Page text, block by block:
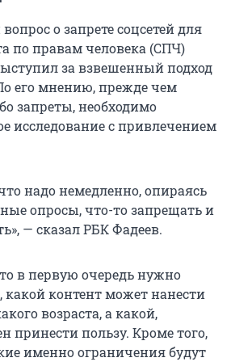
о запрете соцсетей для
по правам человека (СПЧ)
за взвешенный подход
его мнению, прежде чем
запреты, необходимо
исследование с привлечением
надо немедленно, опираясь
опросы, что-то запрещать и
— сказал РБК Фадеев.
в первую очередь нужно
какой контент может нанести
возраста, а какой,
принести пользу. Кроме того,
именно ограничения будут